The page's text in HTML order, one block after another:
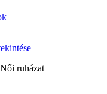
Női ruházat